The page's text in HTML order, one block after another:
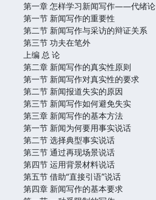
第一章 怎样学习新闻写作——代绪论
第一节 新闻写作的重要性
第二节 新闻写作与采访的辩证关系
第三节 功夫在笔外
上编 总 论
第二章 新闻写作的真实性原则
第一节 新闻写作对真实性的要求
第二节 新闻报道失实的原因
第三节 新闻写作如何避免失实
第三章 新闻写作的基本方法
第一节 新闻为何要用事实说话
第二节 选择典型事实说话
第三节 通过再现场景说话
第四节 运用背景材料说话
第五节 借助“直接引语”说话
第四章 新闻写作的基本要求